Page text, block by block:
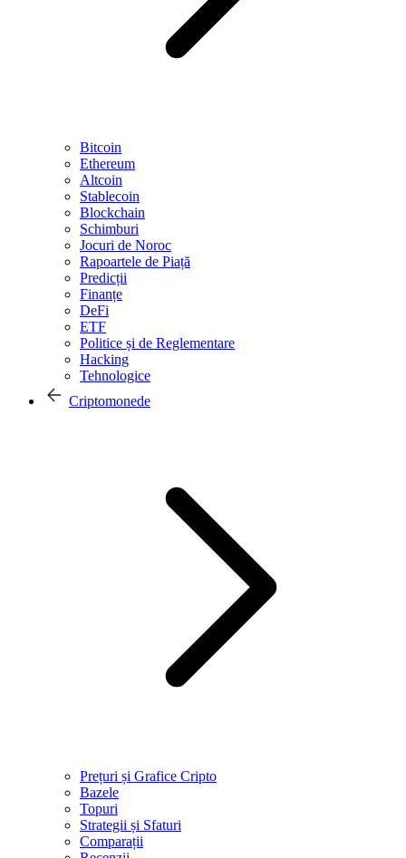
Bitcoin
Ethereum
Altcoin
Stablecoin
Blockchain
Schimburi
Jocuri de Noroc
Rapoartele de Piață
Predicții
Finanțe
DeFi
ETF
Politice și de Reglementare
Hacking
Tehnologice
Criptomonede
Prețuri și Grafice Cripto
Bazele
Topuri
Strategii și Sfaturi
Comparații